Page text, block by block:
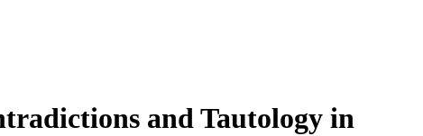
and Tautology in